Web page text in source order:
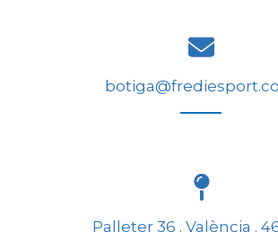
Palleter 36 . València .